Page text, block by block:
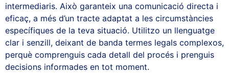
intermediaris. Això garanteix una comunicació directa i
eficaç, a més d’un tracte adaptat a les circumstàncies
específiques de la teva situació. Utilitzo un llenguatge
clar i senzill, deixant de banda termes legals complexos,
perquè comprenguis cada detall del procés i prenguis
decisions informades en tot moment.